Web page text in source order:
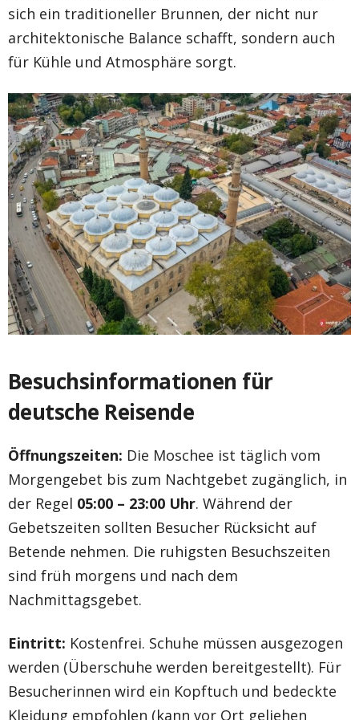
sich ein traditioneller Brunnen, der nicht nur
architektonische Balance schafft, sondern auch
für Kühle und Atmosphäre sorgt.
Besuchsinformationen für
deutsche Reisende
Öffnungszeiten: Die Moschee ist täglich vom
Morgengebet bis zum Nachtgebet zugänglich, in
der Regel 05:00 – 23:00 Uhr. Während der
Gebetszeiten sollten Besucher Rücksicht auf
Betende nehmen. Die ruhigsten Besuchszeiten
sind früh morgens und nach dem
Nachmittagsgebet.
Eintritt: Kostenfrei. Schuhe müssen ausgezogen
werden (Überschuhe werden bereitgestellt). Für
Besucherinnen wird ein Kopftuch und bedeckte
Kleidung empfohlen (kann vor Ort geliehen